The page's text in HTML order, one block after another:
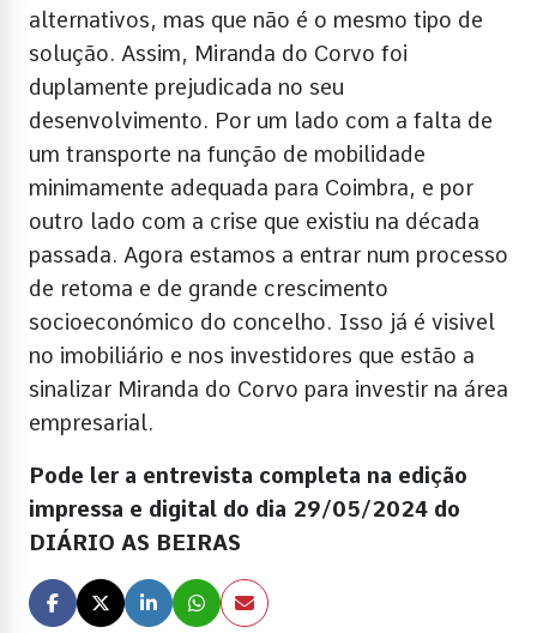
alternativos, mas que não é o mesmo tipo de
solução. Assim, Miranda do Corvo foi
duplamente prejudicada no seu
desenvolvimento. Por um lado com a falta de
um transporte na função de mobilidade
minimamente adequada para Coimbra, e por
outro lado com a crise que existiu na década
passada. Agora estamos a entrar num processo
de retoma e de grande crescimento
socioeconómico do concelho. Isso já é visivel
no imobiliário e nos investidores que estão a
sinalizar Miranda do Corvo para investir na área
empresarial.
Pode ler a entrevista completa na edição
impressa e digital do dia 29/05/2024 do
DIÁRIO AS BEIRAS